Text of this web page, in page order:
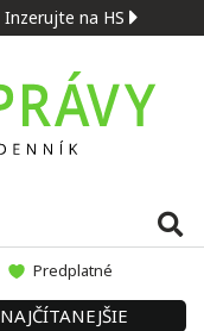
Inzerujte na HS
Predplatné
NAJČÍTANEJŠIE